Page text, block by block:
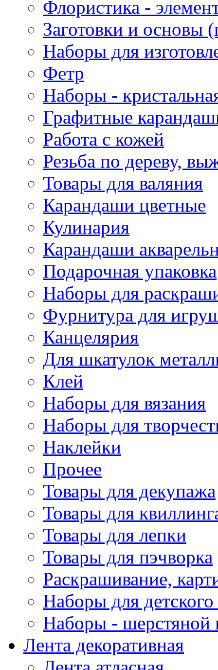
Флористика -
Заготовки и основы
Наборы для
Фетр
Наборы -
Графитные
Работа с кожей
Резьба по дереву,
Товары для валяния
Карандаши цветные
Кулинария
Карандаши
Подарочная упаковка
Наборы для
Фурнитура для
Канцелярия
Для шкатулок
Клей
Наборы для вязания
Наборы для
Наклейки
Прочее
Товары для декупажа
Товары для
Товары для лепки
Товары для пэчворка
Раскрашивание,
Наборы для
Наборы - шерстяной
Лента декоративная